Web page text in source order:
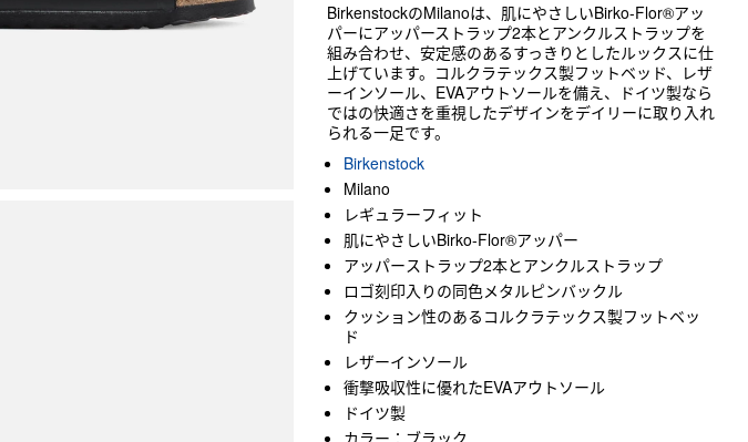
BirkenstockのMilanoは、肌にやさしいBirko-Flor®アッ
パーにアッパーストラップ2本とアンクルストラップを
組み合わせ、安定感のあるすっきりとしたルックスに仕
上げています。コルクラテックス製フットベッド、レザ
ーインソール、EVAアウトソールを備え、ドイツ製なら
ではの快適さを重視したデザインをデイリーに取り入れ
られる一足です。
Birkenstock
Milano
レギュラーフィット
肌にやさしいBirko-Flor®アッパー
アッパーストラップ2本とアンクルストラップ
ロゴ刻印入りの同色メタルピンバックル
クッション性のあるコルクラテックス製フットベッ
ド
レザーインソール
衝撃吸収性に優れたEVAアウトソール
ドイツ製
カラー：ブラック